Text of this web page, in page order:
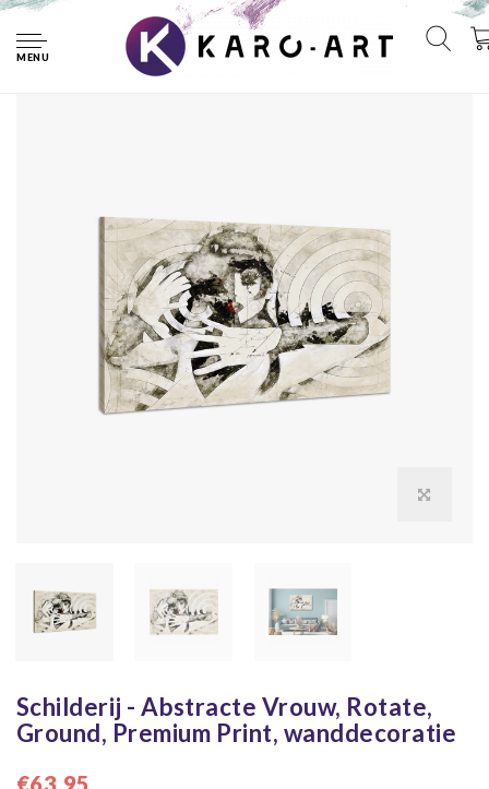
MENU
Schilderij - Abstracte Vrouw, Rotate, Ground, Premium Print,
wanddecoratie
Schilderij - Abstracte Vrouw, Rotate,
Ground, Premium Print, wanddecoratie
€63,95